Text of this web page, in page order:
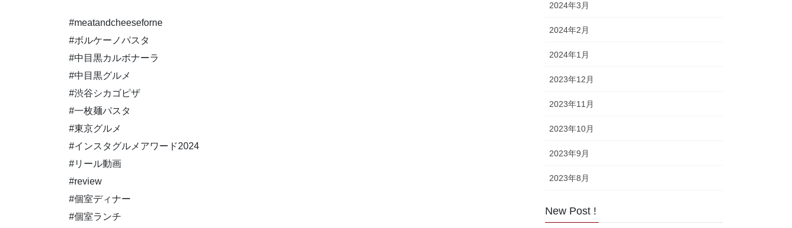
#meatandcheeseforne
#ボルケーノパスタ
#中目黒カルボナーラ
#中目黒グルメ
#渋谷シカゴピザ
#一枚麺パスタ
#東京グルメ
#インスタグルメアワード2024
#リール動画
#review
#個室ディナー
#個室ランチ
2024年3月
2024年2月
2024年1月
2023年12月
2023年11月
2023年10月
2023年9月
2023年8月
New Post !